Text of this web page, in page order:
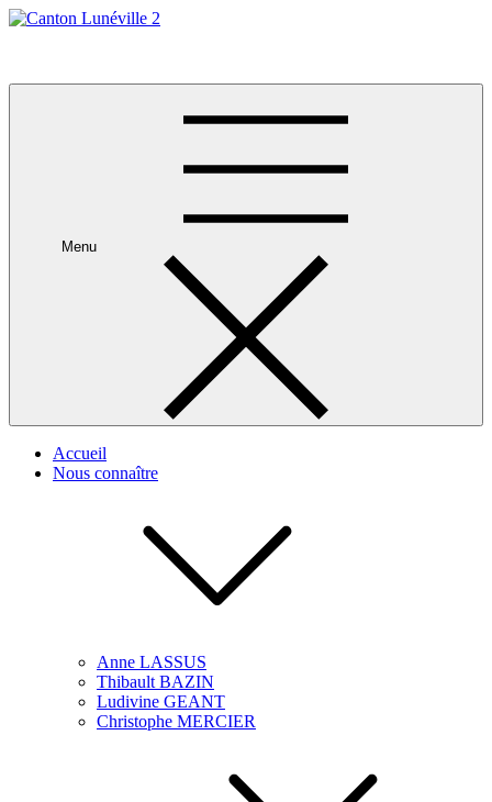
Skip
Menu
Accueil
Nous connaître
Anne LASSUS
Thibault BAZIN
Ludivine GEANT
Christophe MERCIER